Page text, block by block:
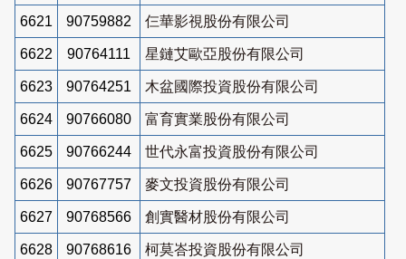
6621 90759882 仨華影視股份有限公司
6622 90764111 星鏈艾歐亞股份有限公司
6623 90764251 木盆國際投資股份有限公司
6624 90766080 富育實業股份有限公司
6625 90766244 世代永富投資股份有限公司
6626 90767757 麥文投資股份有限公司
6627 90768566 創實醫材股份有限公司
6628 90768616 柯莫峇投資股份有限公司